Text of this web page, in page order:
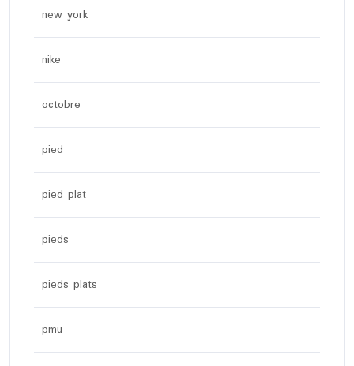
new york
nike
octobre
pied
pied plat
pieds
pieds plats
pmu